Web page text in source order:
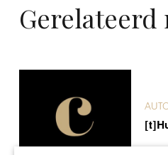
Gerelateerd